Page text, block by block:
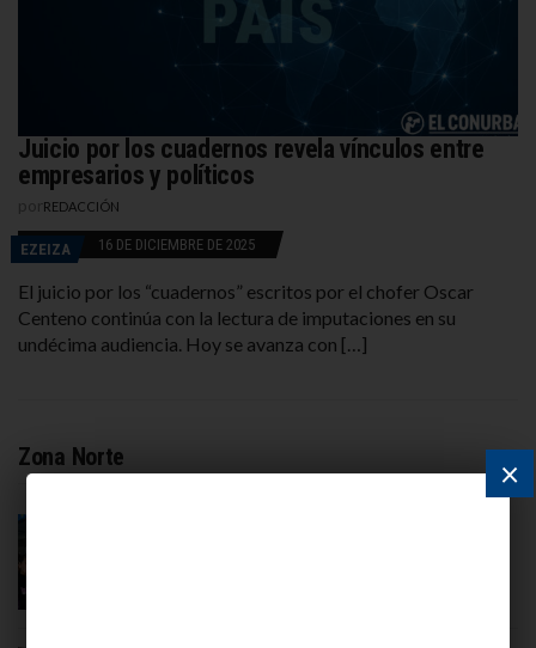
Juicio por los cuadernos revela vínculos entre
empresarios y políticos
REDACCIÓN
EZEIZA 16 DE DICIEMBRE DE 2025
El juicio por los “cuadernos” escritos por el chofer Oscar
Centeno continúa con la lectura de imputaciones en su
undécima audiencia. Hoy se avanza con […]
Zona Norte ×